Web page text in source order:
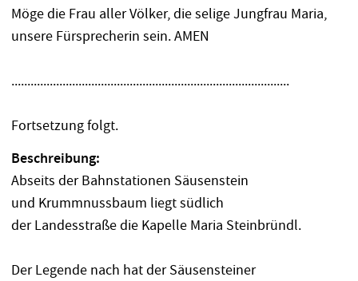
Möge die Frau aller Völker, die selige Jungfrau Maria,
unsere Fürsprecherin sein. AMEN
.......................................................................................
Fortsetzung folgt.
Beschreibung:
Abseits der Bahnstationen Säusenstein
und Krummnussbaum liegt südlich
der Landesstraße die Kapelle Maria Steinbründl.
Der Legende nach hat der Säusensteiner